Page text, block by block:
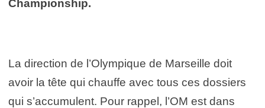
Championship.
La direction de l’Olympique de Marseille doit
avoir la tête qui chauffe avec tous ces dossiers
qui s’accumulent. Pour rappel, l’OM est dans